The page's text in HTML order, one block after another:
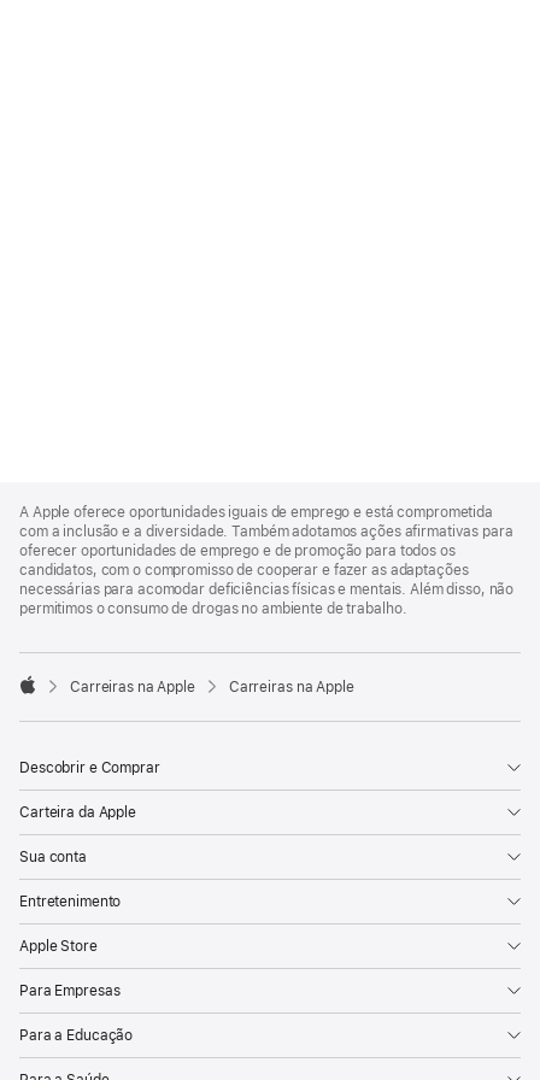
Footer
A Apple oferece oportunidades iguais de emprego e está comprometida
com a inclusão e a diversidade. Também adotamos ações afirmativas para
oferecer oportunidades de emprego e de promoção para todos os
candidatos, com o compromisso de cooperar e fazer as adaptações
necessárias para acomodar deficiências físicas e mentais. Além disso, não
permitimos o consumo de drogas no ambiente de trabalho.

Carreiras na Apple Carreiras na Apple
Descobrir e Comprar
Carteira da Apple
Sua conta
Entretenimento
Apple Store
Para Empresas
Para a Educação